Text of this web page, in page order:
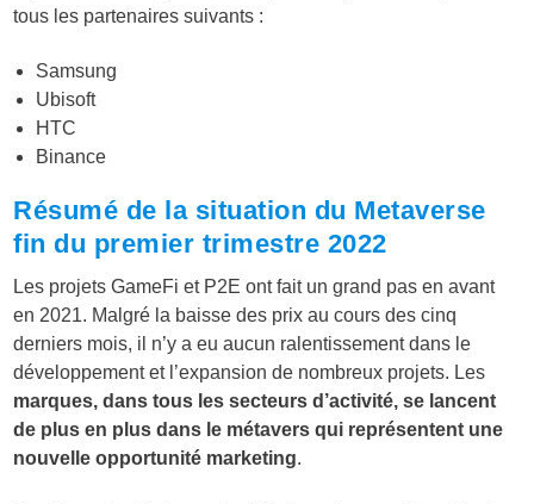
tous les partenaires suivants :
Samsung
Ubisoft
HTC
Binance
Résumé de la situation du Metaverse
fin du premier trimestre 2022
Les projets GameFi et P2E ont fait un grand pas en avant
en 2021. Malgré la baisse des prix au cours des cinq
derniers mois, il n’y a eu aucun ralentissement dans le
développement et l’expansion de nombreux projets. Les
marques, dans tous les secteurs d’activité, se lancent
de plus en plus dans le métavers qui représentent une
nouvelle opportunité marketing.